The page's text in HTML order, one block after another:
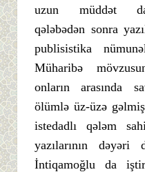
uzun müddət
qələbədən sonra
publisistika
Müharibə
onların arasında
ölümlə üz-üzə
istedadlı qələm
yazılarının
İntiqamoğlu da